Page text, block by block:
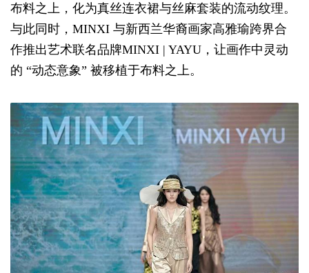
布料之上，化为真丝连衣裙与丝麻套装的流动纹理。
与此同时，MINXI 与新西兰华裔画家高雅瑜跨界合
作推出艺术联名品牌MINXI | YAYU，让画作中灵动
的 “动态意象” 被移植于布料之上。